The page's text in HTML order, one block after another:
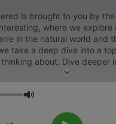
is brought to you by
where we
in the natural world and
take a deep dive into a
deeper into these stories on
That's Interesting Follow our
if you